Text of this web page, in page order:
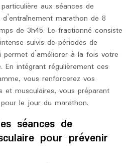
aux séances de
marathon de 8
de 3h45. Le fractionné consiste
suivis de périodes de
d’améliorer à la fois votre
En intégrant régulièrement ces
vous renforcerez vos
et musculaires, vous préparant
le jour du marathon.
séances de
pour prévenir